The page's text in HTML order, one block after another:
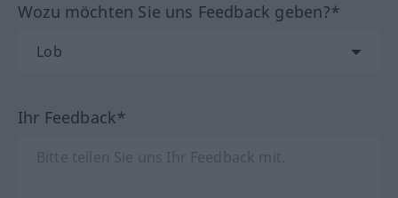
Wozu möchten Sie uns Feedback geben?*
Ihr Feedback*